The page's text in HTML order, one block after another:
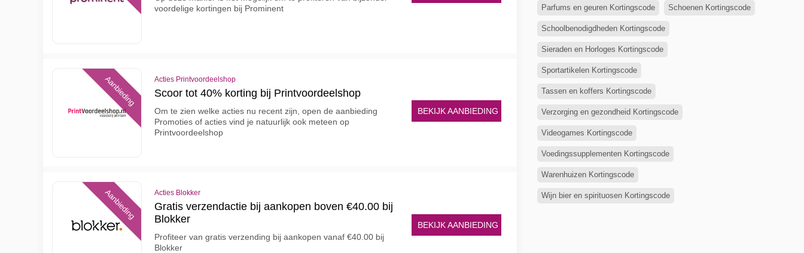
voordelige kortingen bij Prominent
Aanbieding Acties Printvoordeelshop
Scoor tot 40% korting bij Printvoordeelshop
Om te zien welke acties nu recent zijn, open de aanbieding
Promoties of acties vind je natuurlijk ook meteen op
Printvoordeelshop
BEKIJK AANBIEDING
Aanbieding Acties Blokker
Gratis verzendactie bij aankopen boven €40.00 bij
Blokker
Profiteer van gratis verzending bij aankopen vanaf €40.00 bij
Blokker
BEKIJK AANBIEDING
Parfums en geuren Kortingscode Schoenen Kortingscode
Schoolbenodigdheden Kortingscode
Sieraden en Horloges Kortingscode
Sportartikelen Kortingscode
Tassen en koffers Kortingscode
Verzorging en gezondheid Kortingscode
Videogames Kortingscode
Voedingssupplementen Kortingscode
Warenhuizen Kortingscode
Wijn bier en spirituosen Kortingscode